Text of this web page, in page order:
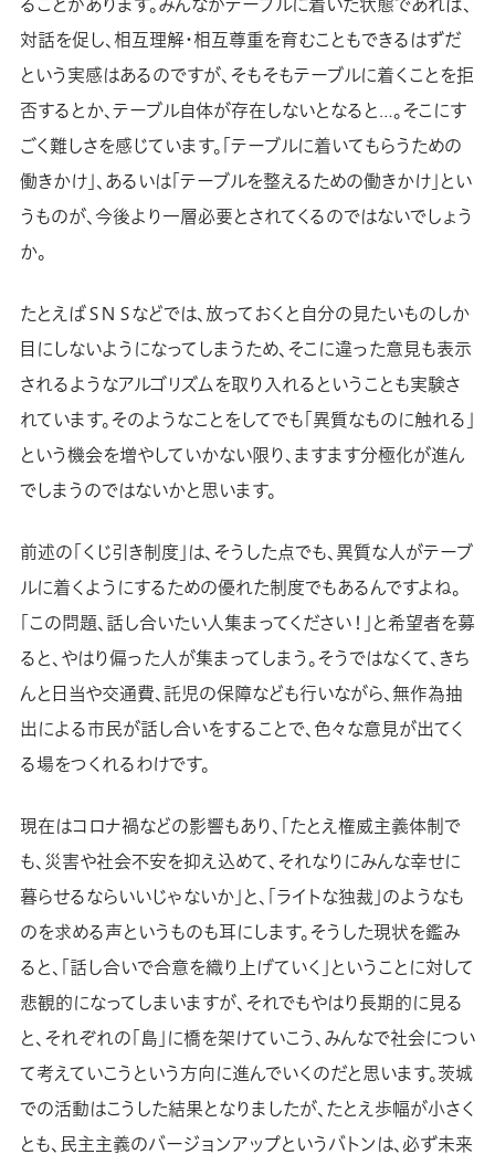
対話を促し、相互理解・相互尊重を育むこともできるはずだ
という実感はあるのですが、そもそもテーブルに着くことを拒
否するとか、テーブル自体が存在しないとなると…。そこにす
ごく難しさを感じています。「テーブルに着いてもらうための
働きかけ」、あるいは「テーブルを整えるための働きかけ」とい
うものが、今後より一層必要とされてくるのではないでしょう
か。
たとえばＳＮＳなどでは、放っておくと自分の見たいものしか
目にしないようになってしまうため、そこに違った意見も表示
されるようなアルゴリズムを取り入れるということも実験さ
れています。そのようなことをしてでも「異質なものに触れる」
という機会を増やしていかない限り、ますます分極化が進ん
でしまうのではないかと思います。
前述の「くじ引き制度」は、そうした点でも、異質な人がテーブ
ルに着くようにするための優れた制度でもあるんですよね。
「この問題、話し合いたい人集まってください！」と希望者を募
ると、やはり偏った人が集まってしまう。そうではなくて、きち
んと日当や交通費、託児の保障なども行いながら、無作為抽
出による市民が話し合いをすることで、色々な意見が出てく
る場をつくれるわけです。
現在はコロナ禍などの影響もあり、「たとえ権威主義体制で
も、災害や社会不安を抑え込めて、それなりにみんな幸せに
暮らせるならいいじゃないか」と、「ライトな独裁」のようなも
のを求める声というものも耳にします。そうした現状を鑑み
ると、「話し合いで合意を織り上げていく」ということに対して
悲観的になってしまいますが、それでもやはり長期的に見る
と、それぞれの「島」に橋を架けていこう、みんなで社会につい
て考えていこうという方向に進んでいくのだと思います。茨城
での活動はこうした結果となりましたが、たとえ歩幅が小さく
とも、民主主義のバージョンアップというバトンは、必ず未来